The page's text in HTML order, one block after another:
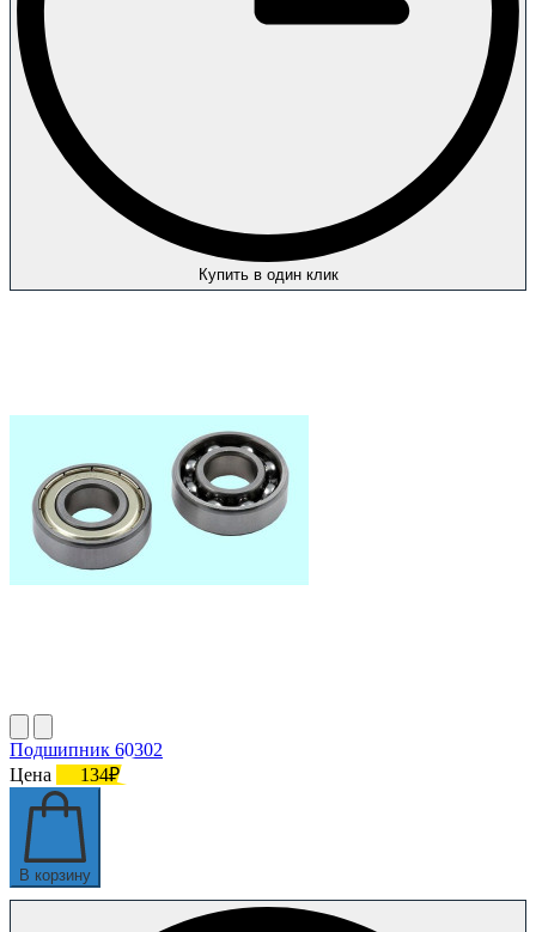
Купить в один клик
Подшипник 60302
Цена
134₽
В корзину